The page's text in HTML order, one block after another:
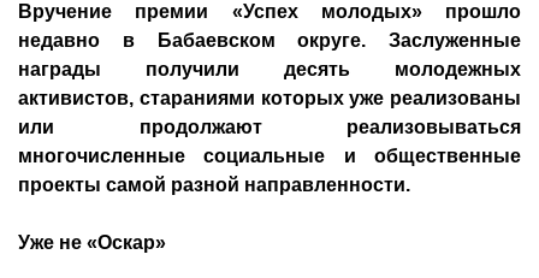
Вручение премии «Успех молодых» прошло
недавно в Бабаевском округе. Заслуженные
награды получили десять молодежных
активистов, стараниями которых уже реализованы
или продолжают реализовываться
многочисленные социальные и общественные
проекты самой разной направленности.
Уже не «Оскар»